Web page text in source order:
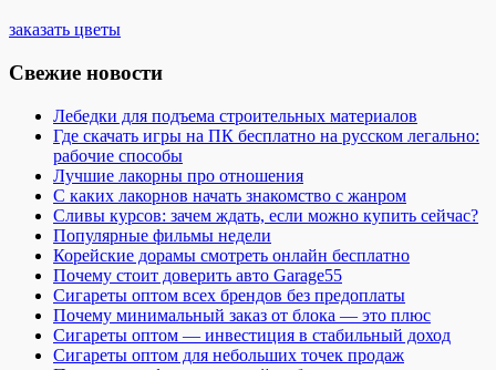
заказать цветы
Свежие новости
Лебедки для подъема строительных материалов
Где скачать игры на ПК бесплатно на русском легально:
рабочие способы
Лучшие лакорны про отношения
С каких лакорнов начать знакомство с жанром
Сливы курсов: зачем ждать, если можно купить сейчас?
Популярные фильмы недели
Корейские дорамы смотреть онлайн бесплатно
Почему стоит доверить авто Garage55
Сигареты оптом всех брендов без предоплаты
Почему минимальный заказ от блока — это плюс
Сигареты оптом — инвестиция в стабильный доход
Сигареты оптом для небольших точек продаж